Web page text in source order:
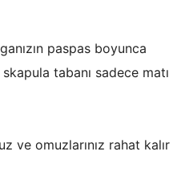
paspas boyunca
tabanı sadece matı
ve omuzlarınız rahat kalır